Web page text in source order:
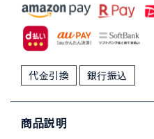
代金引換 銀行振込
商品説明